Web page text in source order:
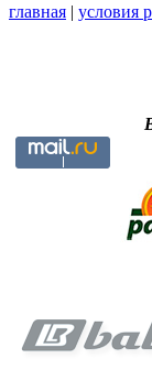
главная | условия